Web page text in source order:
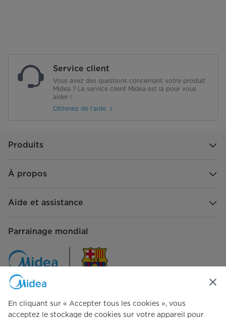
Service client
Vous avez des questions concernant votre produit
Midea ? Le service client Midea est là pour vous
aider !
Obtenez de l'aide
Produits
À propos
Aide et assistance
Parrainage mondial
Contactez-nous
En cliquant sur « Accepter tous les cookies », vous
acceptez le stockage de cookies sur votre appareil pour